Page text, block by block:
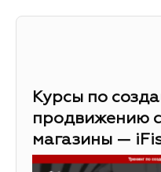
Курсы по
продвижению
магазины —